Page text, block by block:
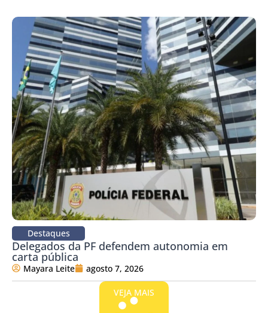
Destaques
Delegados da PF defendem autonomia em
carta pública
Mayara Leite agosto 7, 2026
VEJA MAIS